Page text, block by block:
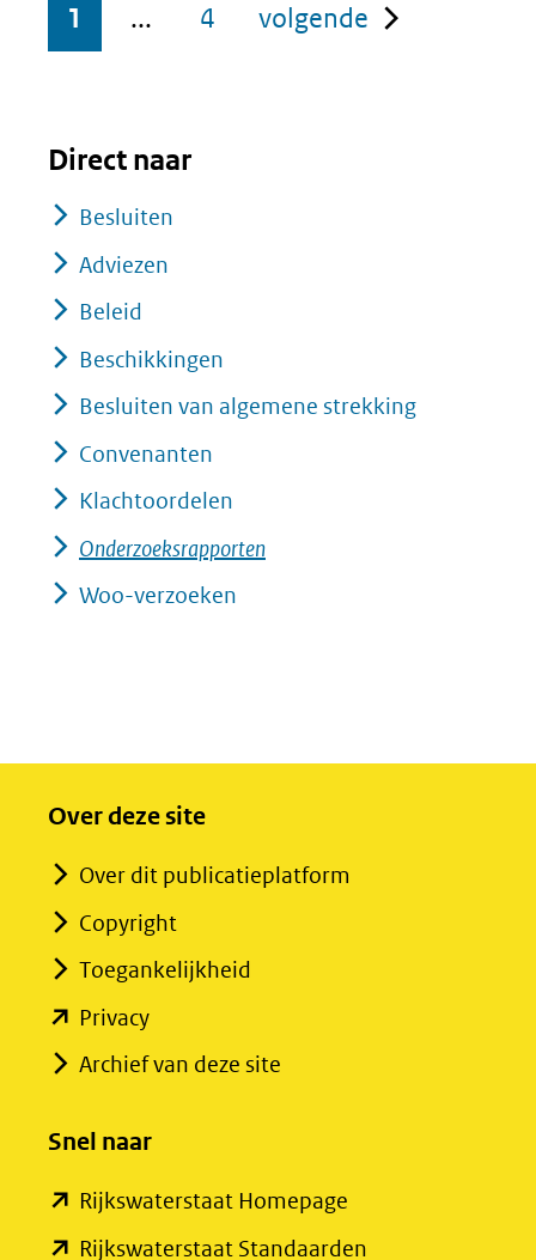
1 ... 4 volgende pagina
Direct naar
Besluiten
Adviezen
Beleid
Beschikkingen
Besluiten van algemene strekking
Convenanten
Klachtoordelen
Onderzoeksrapporten
Woo-verzoeken
Over deze site
Over dit publicatieplatform
Copyright
Toegankelijkheid
Privacy(opent
in
venster)
naar
een
Archief van deze site
Snel naar
Rijkswaterstaat Homepage
in
Rijkswaterstaat Standaarden